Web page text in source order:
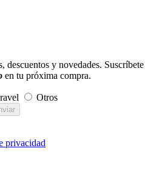
descuentos y novedades. Suscríbete
en tu próxima compra.
Otros
privacidad